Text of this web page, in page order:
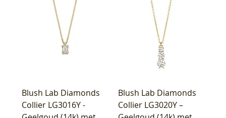
Blush Lab Diamonds
Collier LG3016Y -
Blush Lab Diamonds
Collier LG3020Y –